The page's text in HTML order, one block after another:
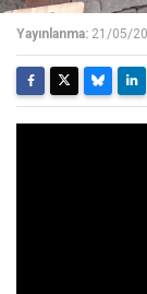
Yayınlanma: 21/05/